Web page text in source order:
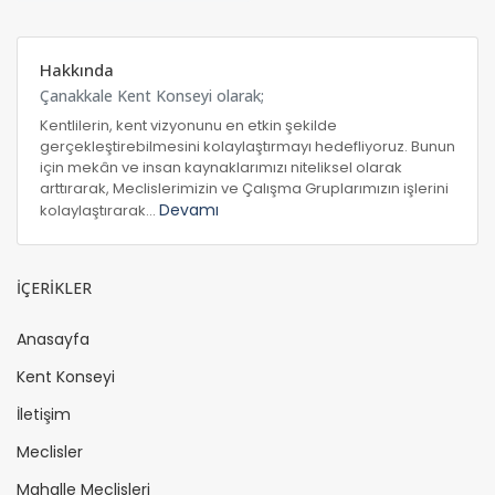
Hakkında
Çanakkale Kent Konseyi olarak;
Kentlilerin, kent vizyonunu en etkin şekilde
gerçekleştirebilmesini kolaylaştırmayı hedefliyoruz. Bunun
için mekân ve insan kaynaklarımızı niteliksel olarak
arttırarak, Meclislerimizin ve Çalışma Gruplarımızın işlerini
kolaylaştırarak... Devamı
İÇERİKLER
Anasayfa
Kent Konseyi
İletişim
Meclisler
Mahalle Meclisleri